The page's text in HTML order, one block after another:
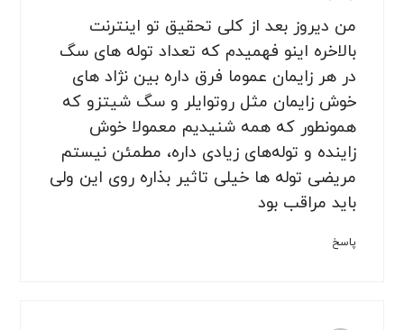
من دیروز بعد از کلی تحقیق تو اینترنت
بالاخره اینو فهمیدم که تعداد توله های سگ
در هر زایمان عموما فرق داره بین نژاد های
خوش زایمان مثل روتوایلر و سگ شیتزو که
همونطور که همه شنیدیم معمولا خوش
زاینده و توله‌های زیادی داره، مطمئن نیستم
مریضی توله ها خیلی تاثیر بذاره روی این ولی
باید مراقب بود
پاسخ